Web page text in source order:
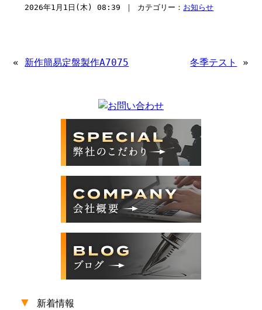
2026年1月1日(木) 08:39 ｜ カテゴリー： お知らせ
« 新作簡易定盤製作A7075 冬季テスト »
▼ 新着情報